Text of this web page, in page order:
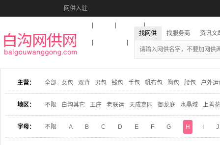
网供入驻
收藏本站
找网供 找服务商 资讯文
主营： 全部 女包 双背 男包 钱包 手包 帆布包 胸包 腰包 户外运
地区： 不限 白沟其它 王庄 老联运 天成嘉园 御龙庭 水晶域 上善
字母： 不限 A B C D E F G H J